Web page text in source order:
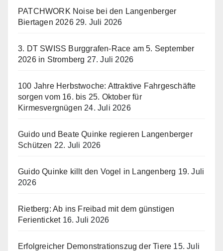
PATCHWORK Noise bei den Langenberger
Biertagen 2026 29. Juli 2026
3. DT SWISS Burggrafen-Race am 5. September
2026 in Stromberg 27. Juli 2026
100 Jahre Herbstwoche: Attraktive Fahrgeschäfte
sorgen vom 16. bis 25. Oktober für
Kirmesvergnügen 24. Juli 2026
Guido und Beate Quinke regieren Langenberger
Schützen 22. Juli 2026
Guido Quinke killt den Vogel in Langenberg 19. Juli
2026
Rietberg: Ab ins Freibad mit dem günstigen
Ferienticket 16. Juli 2026
Erfolgreicher Demonstrationszug der Tiere 15. Juli